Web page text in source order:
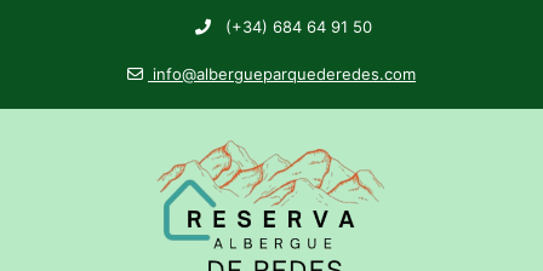
(+34) 684 64 91 50
info@albergueparquederedes.com